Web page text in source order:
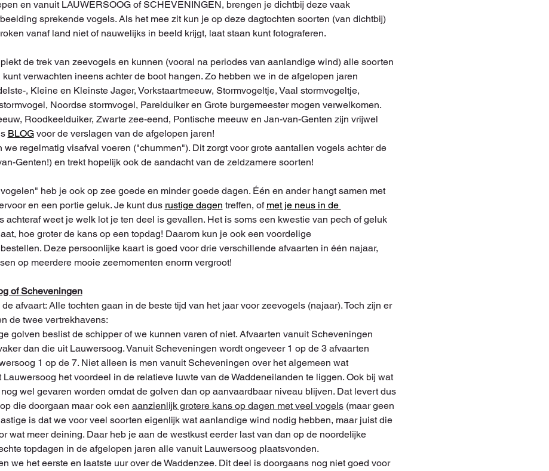
en vanuit LAUWERSOOG of SCHEVENINGEN, brengen je dichtbij deze vaak
sprekende vogels. Als het mee zit kun je op deze dagtochten soorten (van dichtbij)
vanaf land niet of nauwelijks in beeld krijgt, laat staan kunt fotograferen.
de trek van zeevogels en kunnen (vooral na periodes van aanlandige wind) alle soorten
verwachten ineens achter de boot hangen. Zo hebben we in de afgelopen jaren
, Kleine en Kleinste Jager, Vorkstaartmeeuw, Stormvogeltje, Vaal stormvogeltje,
Noordse stormvogel, Parelduiker en Grote burgemeester mogen verwelkomen.
Roodkeelduiker, Zwarte zee-eend, Pontische meeuw en Jan-van-Genten zijn vrijwel
BLOG voor de verslagen van de afgelopen jaren!
regelmatig visafval voeren ("chummen"). Dit zorgt voor grote aantallen vogels achter de
Genten!) en trekt hopelijk ook de aandacht van de zeldzamere soorten!
heb je ook op zee goede en minder goede dagen. Één en ander hangt samen met
en een portie geluk. Je kunt dus rustige dagen treffen, of met je neus in de
achteraf weet je welk lot je ten deel is gevallen. Het is soms een kwestie van pech of geluk
hoe groter de kans op een topdag! Daarom kun je ook een voordelige
Deze persoonlijke kaart is goed voor drie verschillende afvaarten in één najaar,
op meerdere mooie zeemomenten enorm vergroot!
of Scheveningen
afvaart: Alle tochten gaan in de beste tijd van het jaar voor zeevogels (najaar). Toch zijn er
de twee vertrekhavens:
golven beslist de schipper of we kunnen varen of niet. Afvaarten vanuit Scheveningen
dan die uit Lauwersoog. Vanuit Scheveningen wordt ongeveer 1 op de 3 afvaarten
1 op de 7. Niet alleen is men vanuit Scheveningen over het algemeen wat
het voordeel in de relatieve luwte van de Waddeneilanden te liggen. Ook bij wat
wel gevaren worden omdat de golven dan op aanvaardbaar niveau blijven. Dat levert dus
die doorgaan maar ook een aanzienlijk grotere kans op dagen met veel vogels (maar geen
is dat we voor veel soorten eigenlijk wat aanlandige wind nodig hebben, maar juist die
wat meer deining. Daar heb je aan de westkust eerder last van dan op de noordelijke
topdagen in de afgelopen jaren alle vanuit Lauwersoog plaatsvonden.
we het eerste en laatste uur over de Waddenzee. Dit deel is doorgaans nog niet goed voor